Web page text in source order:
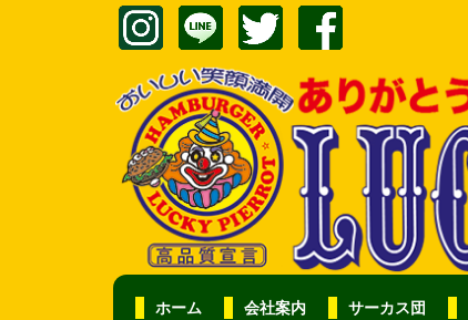
ホーム 会社案内 サーカス団